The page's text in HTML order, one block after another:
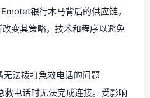
银行木马背后的供应链，
变其策略，技术和程序以避免
法拨打急救电话的问题
电话时无法完成连接。受影响